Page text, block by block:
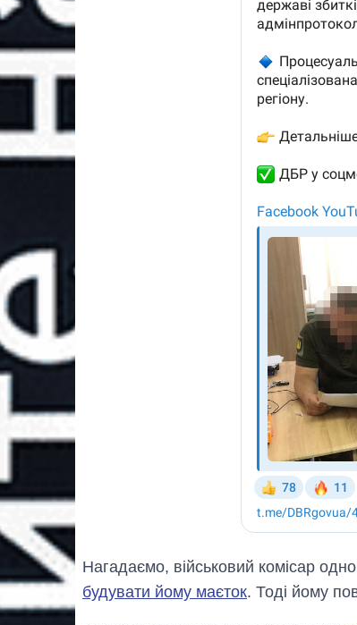
Нагадаємо, військовий комісар
будувати йому маєток. Тоді йому